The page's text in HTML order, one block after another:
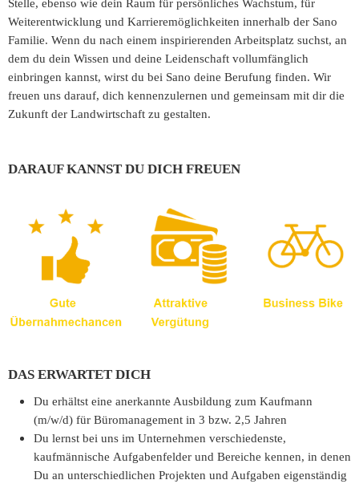
Stelle, ebenso wie dein Raum für persönliches Wachstum, für
Weiterentwicklung und Karrieremöglichkeiten innerhalb der Sano
Familie. Wenn du nach einem inspirierenden Arbeitsplatz suchst, an
dem du dein Wissen und deine Leidenschaft vollumfänglich
einbringen kannst, wirst du bei Sano deine Berufung finden. Wir
freuen uns darauf, dich kennenzulernen und gemeinsam mit dir die
Zukunft der Landwirtschaft zu gestalten.
DARAUF KANNST DU DICH FREUEN
DAS ERWARTET DICH
Du erhältst eine anerkannte Ausbildung zum Kaufmann
(m/w/d) für Büromanagement in 3 bzw. 2,5 Jahren
Du lernst bei uns im Unternehmen verschiedenste,
kaufmännische Aufgabenfelder und Bereiche kennen, in denen
Du an unterschiedlichen Projekten und Aufgaben eigenständig